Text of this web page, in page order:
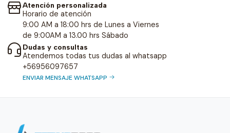
Atención personalizada
Horario de atención
9:00 AM a 18:00 hrs de Lunes a Viernes
de 9:00AM a 13.00 hrs Sábado
Dudas y consultas
Atendemos todas tus dudas al whatsapp
+56956097657
ENVIAR MENSAJE WHATSAPP